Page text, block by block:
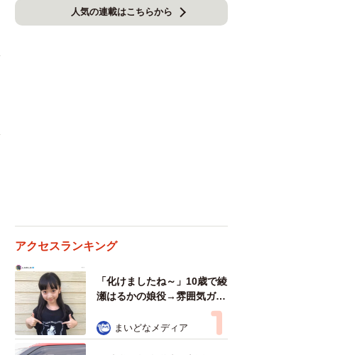
人気の連載はこちらから
アクセスランキング
「化けましたね～」10歳で綾
瀬はるかの娘役→雰囲気ガラ
リの18歳に成長 「メイクで
雰囲気が」「宝塚に入れそ
う」
まいどなメディア